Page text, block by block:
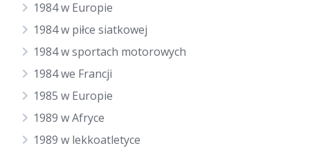
1984 w Europie
1984 w piłce siatkowej
1984 w sportach motorowych
1984 we Francji
1985 w Europie
1989 w Afryce
1989 w lekkoatletyce